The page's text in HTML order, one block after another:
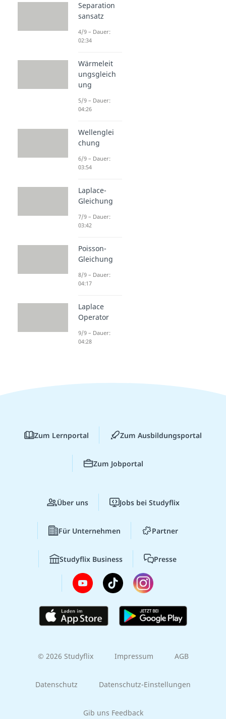
Separation
sansatz
4/9 – Dauer:
02:34
Wärmeleit
ungsgleich
ung
5/9 – Dauer:
04:26
Wellenglei
chung
6/9 – Dauer:
03:54
Laplace-
Gleichung
7/9 – Dauer:
03:42
Poisson-
Gleichung
8/9 – Dauer:
04:17
Laplace
Operator
9/9 – Dauer:
04:28
Zum Lernportal Zum Ausbildungsportal
Zum Jobportal
Über uns Jobs bei Studyflix
Für Unternehmen Partner
Studyflix Business Presse
© 2026 Studyflix Impressum AGB
Datenschutz Datenschutz-Einstellungen
Gib uns Feedback